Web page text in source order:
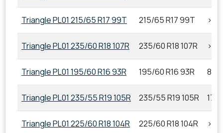
Triangle PL01 215/65 R17 99T 215/65 R17 99T >20
Triangle PL01 235/60 R18 107R 235/60 R18 107R >20
Triangle PL01 195/60 R16 93R 195/60 R16 93R 8
Triangle PL01 235/55 R19 105R 235/55 R19 105R 17
Triangle PL01 225/60 R18 104R 225/60 R18 104R >20